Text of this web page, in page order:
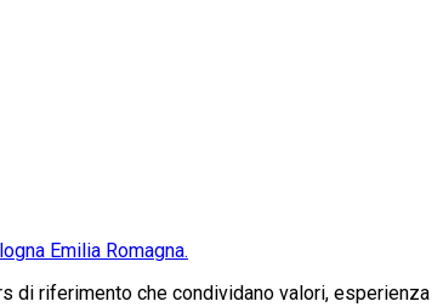
Emilia Romagna.
di riferimento che condividano valori, esperienza